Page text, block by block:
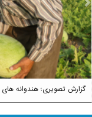
گزارش تصویری؛ هندوانه
Next